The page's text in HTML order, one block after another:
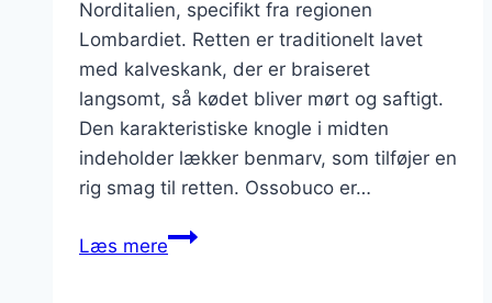
Norditalien, specifikt fra regionen
Lombardiet. Retten er traditionelt lavet
med kalveskank, der er braiseret
langsomt, så kødet bliver mørt og saftigt.
Den karakteristiske knogle i midten
indeholder lækker benmarv, som tilføjer en
rig smag til retten. Ossobuco er…
Læs mereOssobuco